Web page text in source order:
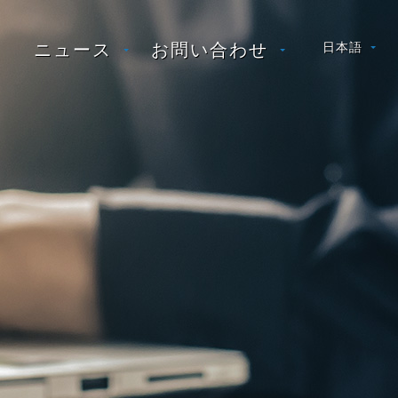
ニュース お問い合わせ 日本語